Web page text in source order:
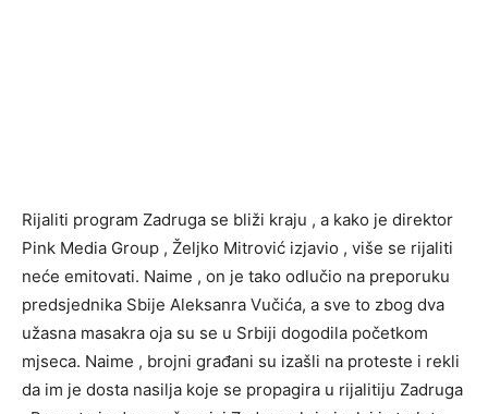
Rijaliti program Zadruga se bliži kraju , a kako je direktor
Pink Media Group , Željko Mitrović izjavio , više se rijaliti
neće emitovati. Naime , on je tako odlučio na preporuku
predsjednika Sbije Aleksanra Vučića, a sve to zbog dva
užasna masakra oja su se u Srbiji dogodila početkom
mjseca. Naime , brojni građani su izašli na proteste i rekli
da im je dosta nasilja koje se propagira u rijalitiju Zadruga